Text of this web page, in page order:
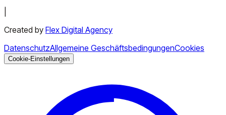
Created by Flex Digital Agency
DatenschutzAllgemeine GeschäftsbedingungenCookies
Cookie-Einstellungen